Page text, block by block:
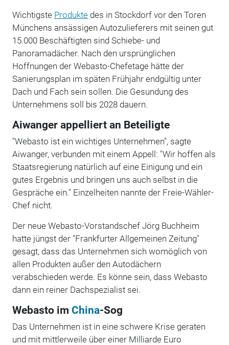
Wichtigste Produktedes in Stockdorf vor den Toren
Münchens ansässigen Autozulieferers mit seinen gut
15.000 Beschäftigten sind Schiebe- und
Panoramadächer. Nach den ursprünglichen
Hoffnungen der Webasto-Chefetage hätte der
Sanierungsplan im späten Frühjahr endgültig unter
Dach und Fach sein sollen. Die Gesundung des
Unternehmens soll bis 2028 dauern.
Aiwanger appelliert an Beteiligte
"Webasto ist ein wichtiges Unternehmen", sagte
Aiwanger, verbunden mit einem Appell: "Wir hoffen als
Staatsregierung natürlich auf eine Einigung und ein
gutes Ergebnis und bringen uns auch selbst in die
Gespräche ein." Einzelheiten nannte der Freie-Wähler-
Chef nicht.
Der neue Webasto-Vorstandschef Jörg Buchheim
hatte jüngst der "Frankfurter Allgemeinen Zeitung"
gesagt, dass das Unternehmen sich womöglich von
allen Produkten außer den Autodächern
verabschieden werde. Es könne sein, dass Webasto
dann ein reiner Dachspezialist sei.
Webasto im China-Sog
Das Unternehmen ist in eine schwere Krise geraten
und mit mittlerweile über einer Milliarde Euro